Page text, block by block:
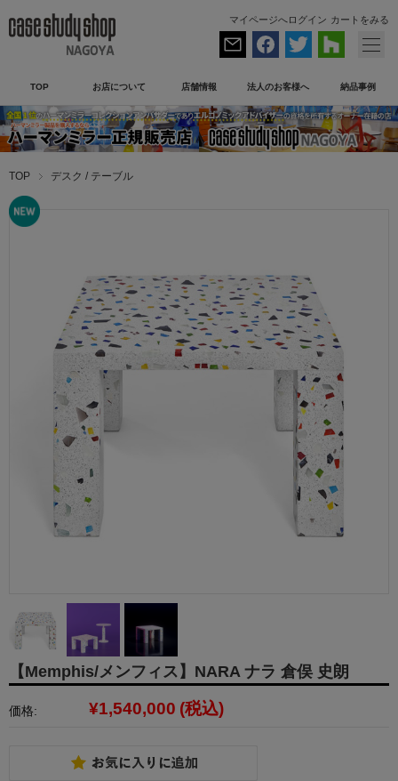
マイページへログイン カートをみる
TOP お店について 店舗情報 法人のお客様へ 納品事例
TOP デスク / テーブル
【Memphis/メンフィス】NARA ナラ 倉俣 史朗
価格: ¥1,540,000 (税込)